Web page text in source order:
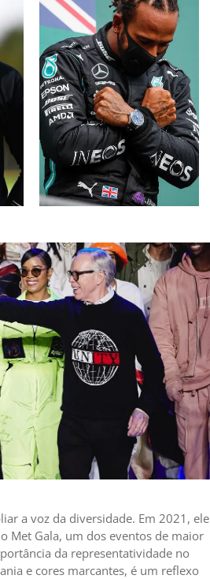
a voz da diversidade. Em 2021, ele
Met Gala, um dos eventos de maior
da representatividade no
e cores marcantes, é um reflexo